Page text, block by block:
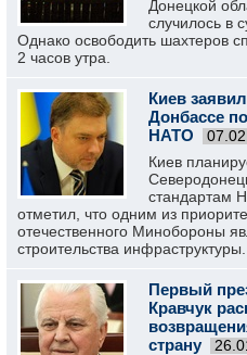
Донецкой
случилось в
Однако освободить шахтеров
2 часов утра.
Киев
Донбассе
НАТО
Киев
стандартам
отметил, что одним из
отечественного Минобороны
строительства инфраструктуры.
Первый
Кравчук
страну